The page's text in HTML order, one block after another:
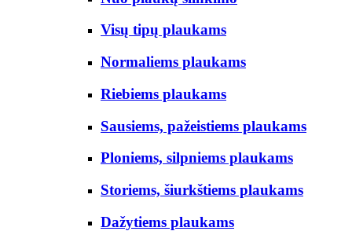
Visų tipų plaukams
Normaliems plaukams
Riebiems plaukams
Sausiems, pažeistiems plaukams
Ploniems, silpniems plaukams
Storiems, šiurkštiems plaukams
Dažytiems plaukams